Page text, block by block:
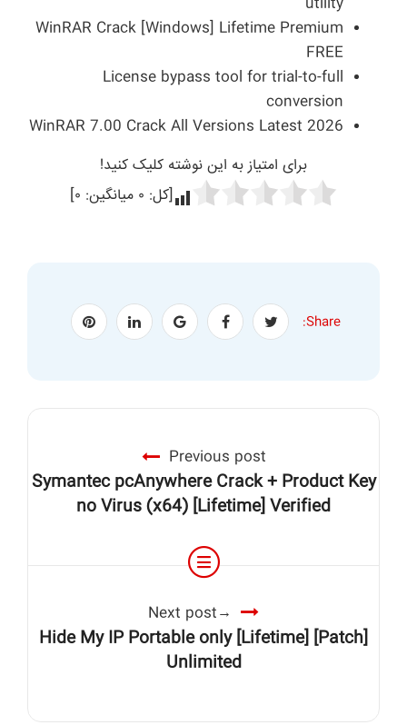
WinRAR Crack [Windows] Lifetime Premium
FREE
License bypass tool for trial-to-full
conversion
WinRAR 7.00 Crack All Versions Latest 2026
برای امتیاز به این نوشته کلیک کنید!
[کل: ۰ میانگین: ۰]
Share:
Previous post
Symantec pcAnywhere Crack + Product Key
no Virus (x64) [Lifetime] Verified
Next post
Hide My IP Portable only [Lifetime] [Patch]
Unlimited